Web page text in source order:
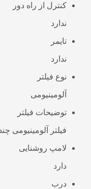
کنترل از راه دور
ندارد
تایمر
ندارد
نوع فیلتر
آلومینیومی
توضیحات فیلتر
فیلتر آلومینیومی
لامپ روشنایی
دارد
درب